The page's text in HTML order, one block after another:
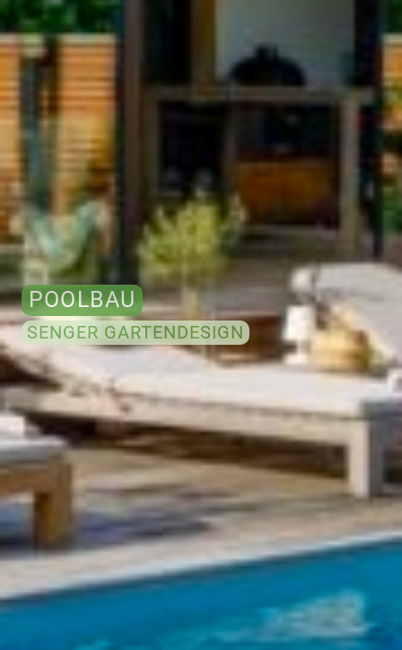
POOLBAU
SENGER GARTENDESIGN